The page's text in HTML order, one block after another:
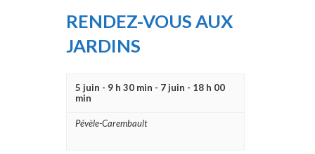
A
R
C
H
A
N
I
E
W
N
A
RENDEZ-VOUS AUX
JARDINS
5 juin - 9 h 30 min - 7 juin - 18 h 00
min
Pévèle-Carembault